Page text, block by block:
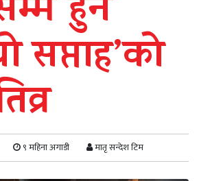
हुने
सप्ताह’को
९ महिना अगाडी मातृ सन्देश टिम